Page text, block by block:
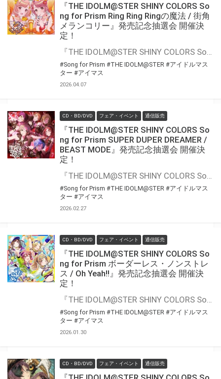
『THE IDOLM@STER SHINY COLORS So
ng for Prism Ring Ring Ringの魔法 / 街角
メランコリー』発売記念抽選会 開催決
定！
#Song for Prism #THE IDOLM@STER #アイドルマス
ター #アイマス
2026.04.07
CD・BD/DVD フェア・イベント 通信販売
『THE IDOLM@STER SHINY COLORS So
ng for Prism SUPER DUPER DREAMER /
BEAST MODE』発売記念抽選会 開催決
定！
#Song for Prism #THE IDOLM@STER #アイドルマス
ター #アイマス
2026.02.27
CD・BD/DVD フェア・イベント 通信販売
『THE IDOLM@STER SHINY COLORS So
ng for Prism ボーダーレス・ノンストレ
ス / Oh Yeah!!』発売記念抽選会 開催決
定！
#Song for Prism #THE IDOLM@STER #アイドルマス
ター #アイマス
2026.01.30
CD・BD/DVD フェア・イベント 通信販売